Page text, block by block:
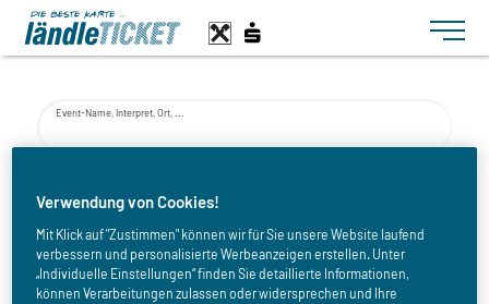
Toggle
Event-Name, Interpret, Ort, ...
bis
Verwendung von Cookies!
Mit Klick auf "Zustimmen" können wir für Sie unsere Website laufend
verbessern und personalisierte Werbeanzeigen erstellen. Unter
„Individuelle Einstellungen“ finden Sie detaillierte Informationen,
können Verarbeitungen zulassen oder widersprechen und Ihre